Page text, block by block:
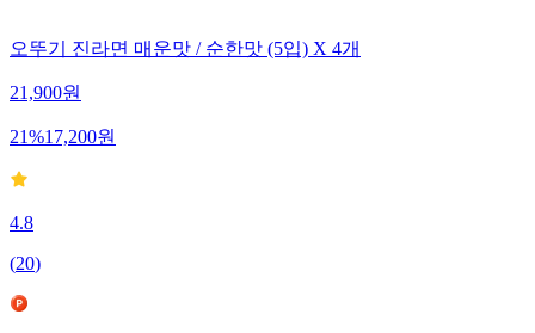
오뚜기 진라면 매운맛 / 순한맛 (5입) X 4개
21,900원
21%17,200원
4.8
(20)